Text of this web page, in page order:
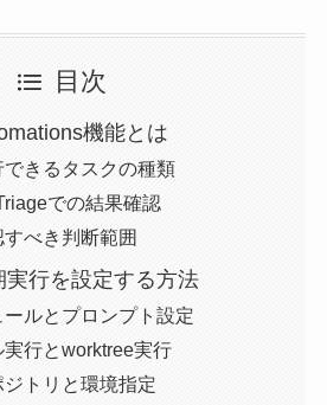
目次
機能とは
できるタスクの種類
での結果確認
すべき判断範囲
実行を設定する方法
ールとプロンプト設定
実行とworktree実行
トリと環境指定